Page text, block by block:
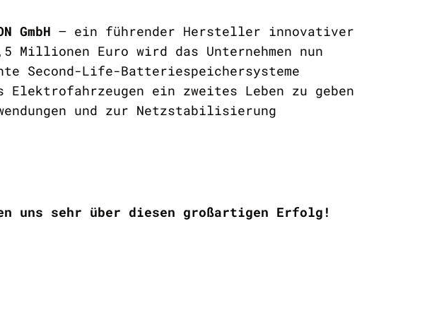
GmbH – ein führender Hersteller innovativer
Millionen Euro wird das Unternehmen nun
Second-Life-Batteriespeichersysteme
ein zweites Leben zu geben
und zur Netzstabilisierung
uns sehr über diesen großartigen Erfolg!